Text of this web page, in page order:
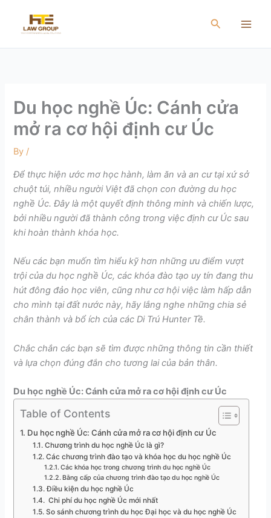
content
Search
Du học nghề Úc: Cánh cửa
mở ra cơ hội định cư Úc
By /
Để thực hiện ước mơ học hành, làm ăn và an cư tại xứ sở
chuột túi, nhiều người Việt đã chọn con đường du học
nghề Úc. Đây là một quyết định thông minh và chiến lược,
bởi nhiều người đã thành công trong việc định cư Úc sau
khi hoàn thành khóa học.
Nếu các bạn muốn tìm hiểu kỹ hơn những ưu điểm vượt
trội của du học nghề Úc, các khóa đào tạo uy tín đang thu
hút đông đảo học viên, cũng như cơ hội việc làm hấp dẫn
cho mình tại đất nước này, hãy lắng nghe những chia sẻ
chân thành và bổ ích của các Di Trú Hunter Tề.
Chắc chắn các bạn sẽ tìm được những thông tin cần thiết
và lựa chọn đúng đắn cho tương lai của bản thân.
Du học nghề Úc: Cánh cửa mở ra cơ hội định cư Úc
Table of Contents
Du học nghề Úc: Cánh cửa mở ra cơ hội định cư Úc
Chương trình du học nghề Úc là gì?
Các chương trình đào tạo và khóa học du học nghề Úc
Các khóa học trong chương trình du học nghề Úc
Bằng cấp của chương trình đào tạo du học nghề Úc
Điều kiện du học nghề Úc
Chi phí du học nghề Úc mới nhất
So sánh chương trình du học Đại học và du học nghề Úc